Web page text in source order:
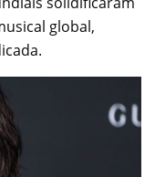
global,